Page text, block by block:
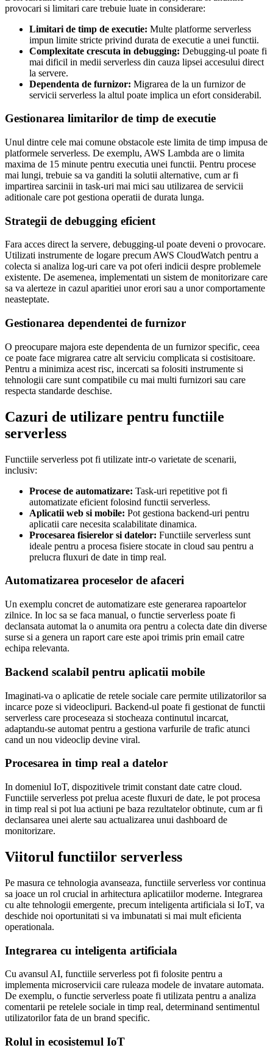
provocari si limitari care trebuie luate in considerare:
Limitari de timp de executie: Multe platforme serverless
impun limite stricte privind durata de executie a unei functii.
Complexitate crescuta in debugging: Debugging-ul poate fi
mai dificil in medii serverless din cauza lipsei accesului direct
la servere.
Dependenta de furnizor: Migrarea de la un furnizor de
servicii serverless la altul poate implica un efort considerabil.
Gestionarea limitarilor de timp de executie
Unul dintre cele mai comune obstacole este limita de timp impusa de
platformele serverless. De exemplu, AWS Lambda are o limita
maxima de 15 minute pentru executia unei functii. Pentru procese
mai lungi, trebuie sa va ganditi la solutii alternative, cum ar fi
impartirea sarcinii in task-uri mai mici sau utilizarea de servicii
aditionale care pot gestiona operatii de durata lunga.
Strategii de debugging eficient
Fara acces direct la servere, debugging-ul poate deveni o provocare.
Utilizati instrumente de logare precum AWS CloudWatch pentru a
colecta si analiza log-uri care va pot oferi indicii despre problemele
existente. De asemenea, implementati un sistem de monitorizare care
sa va alerteze in cazul aparitiei unor erori sau a unor comportamente
neasteptate.
Gestionarea dependentei de furnizor
O preocupare majora este dependenta de un furnizor specific, ceea
ce poate face migrarea catre alt serviciu complicata si costisitoare.
Pentru a minimiza acest risc, incercati sa folositi instrumente si
tehnologii care sunt compatibile cu mai multi furnizori sau care
respecta standarde deschise.
Cazuri de utilizare pentru functiile
serverless
Functiile serverless pot fi utilizate intr-o varietate de scenarii,
inclusiv:
Procese de automatizare: Task-uri repetitive pot fi
automatizate eficient folosind functii serverless.
Aplicatii web si mobile: Pot gestiona backend-uri pentru
aplicatii care necesita scalabilitate dinamica.
Procesarea fisierelor si datelor: Functiile serverless sunt
ideale pentru a procesa fisiere stocate in cloud sau pentru a
prelucra fluxuri de date in timp real.
Automatizarea proceselor de afaceri
Un exemplu concret de automatizare este generarea rapoartelor
zilnice. In loc sa se faca manual, o functie serverless poate fi
declansata automat la o anumita ora pentru a colecta date din diverse
surse si a genera un raport care este apoi trimis prin email catre
echipa relevanta.
Backend scalabil pentru aplicatii mobile
Imaginati-va o aplicatie de retele sociale care permite utilizatorilor sa
incarce poze si videoclipuri. Backend-ul poate fi gestionat de functii
serverless care proceseaza si stocheaza continutul incarcat,
adaptandu-se automat pentru a gestiona varfurile de trafic atunci
cand un nou videoclip devine viral.
Procesarea in timp real a datelor
In domeniul IoT, dispozitivele trimit constant date catre cloud.
Functiile serverless pot prelua aceste fluxuri de date, le pot procesa
in timp real si pot lua actiuni pe baza rezultatelor obtinute, cum ar fi
declansarea unei alerte sau actualizarea unui dashboard de
monitorizare.
Viitorul functiilor serverless
Pe masura ce tehnologia avanseaza, functiile serverless vor continua
sa joace un rol crucial in arhitectura aplicatiilor moderne. Integrarea
cu alte tehnologii emergente, precum inteligenta artificiala si IoT, va
deschide noi oportunitati si va imbunatati si mai mult eficienta
operationala.
Integrarea cu inteligenta artificiala
Cu avansul AI, functiile serverless pot fi folosite pentru a
implementa microservicii care ruleaza modele de invatare automata.
De exemplu, o functie serverless poate fi utilizata pentru a analiza
comentarii pe retelele sociale in timp real, determinand sentimentul
utilizatorilor fata de un brand specific.
Rolul in ecosistemul IoT